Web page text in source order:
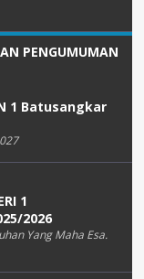
PENGUMUMAN
1 Batusangkar
1
2026
Yang Maha Esa.